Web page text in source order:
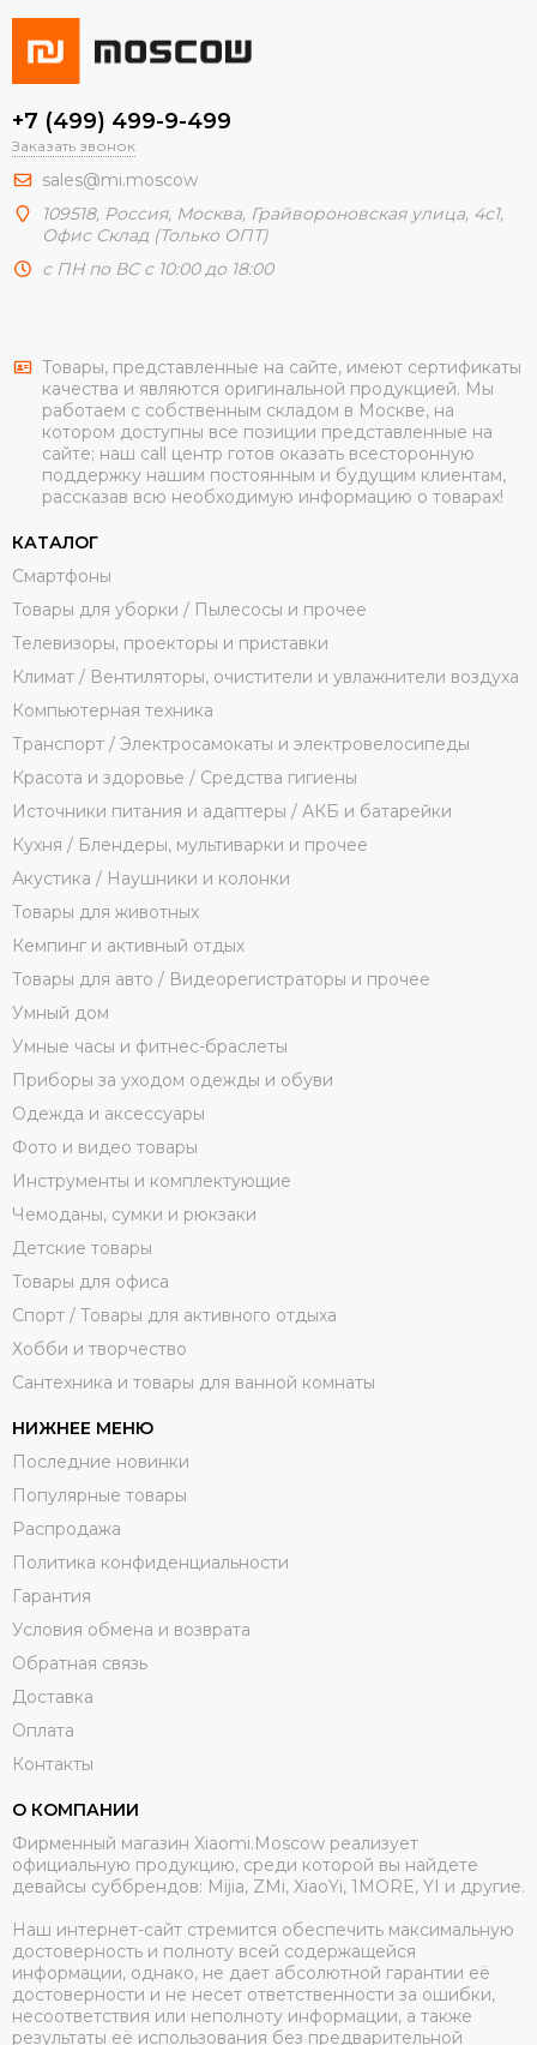
+7 (499) 499-9-499
Заказать звонок
sales@mi.moscow
109518, Россия, Москва, Грайвороновская улица, 4с1,
Офис Склад (Только ОПТ)
с ПН по ВС с 10:00 до 18:00
Товары, представленные на сайте, имеют сертификаты
качества и являются оригинальной продукцией. Мы
работаем с собственным складом в Москве, на
котором доступны все позиции представленные на
сайте; наш call центр готов оказать всесторонную
поддержку нашим постоянным и будущим клиентам,
рассказав всю необходимую информацию о товарах!
КАТАЛОГ
Смартфоны
Товары для уборки / Пылесосы и прочее
Телевизоры, проекторы и приставки
Климат / Вентиляторы, очистители и увлажнители воздуха
Компьютерная техника
Транспорт / Электросамокаты и электровелосипеды
Красота и здоровье / Средства гигиены
Источники питания и адаптеры / АКБ и батарейки
Кухня / Блендеры, мультиварки и прочее
Акустика / Наушники и колонки
Товары для животных
Кемпинг и активный отдых
Товары для авто / Видеорегистраторы и прочее
Умный дом
Умные часы и фитнес-браслеты
Приборы за уходом одежды и обуви
Одежда и аксессуары
Фото и видео товары
Инструменты и комплектующие
Чемоданы, сумки и рюкзаки
Детские товары
Товары для офиса
Спорт / Товары для активного отдыха
Хобби и творчество
Сантехника и товары для ванной комнаты
НИЖНЕЕ МЕНЮ
Последние новинки
Популярные товары
Распродажа
Политика конфиденциальности
Гарантия
Условия обмена и возврата
Обратная связь
Доставка
Оплата
Контакты
О КОМПАНИИ
Фирменный магазин Xiaomi.Moscow реализует
официальную продукцию, среди которой вы найдете
девайсы суббрендов: Mijia, ZMi, XiaoYi, 1MORE, YI и другие.
Наш интернет-сайт стремится обеспечить максимальную
достоверность и полноту всей содержащейся
информации, однако, не дает абсолютной гарантии её
достоверности и не несет ответственности за ошибки,
несоответствия или неполноту информации, а также
результаты её использования без предварительной